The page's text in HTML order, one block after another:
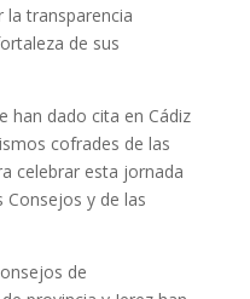
la transparencia
de sus
han dado cita en Cádiz
cofrades de las
celebrar esta jornada
Consejos y de las
de